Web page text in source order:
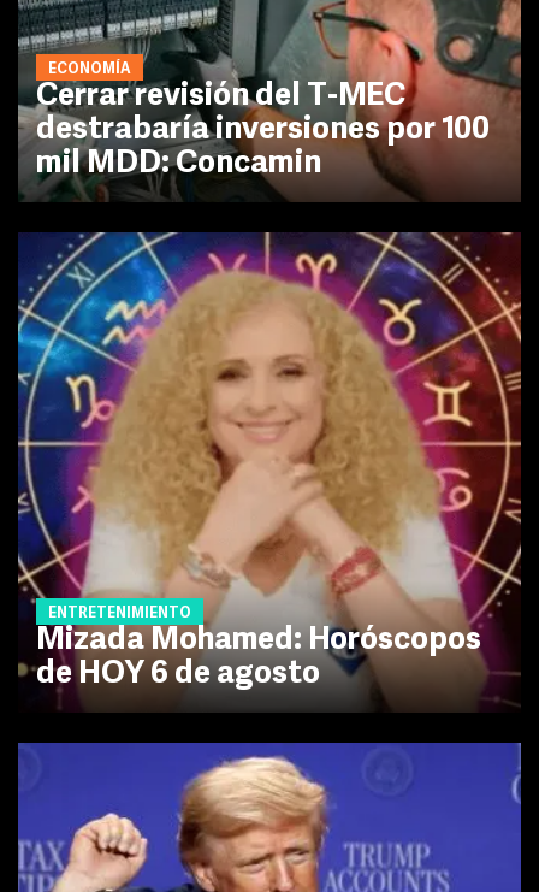
ECONOMÍA
Cerrar revisión del T-MEC
destrabaría inversiones por 100
mil MDD: Concamin
ENTRETENIMIENTO
Mizada Mohamed: Horóscopos
de HOY 6 de agosto